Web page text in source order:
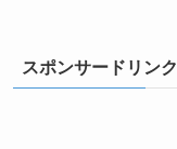
スポンサードリンク